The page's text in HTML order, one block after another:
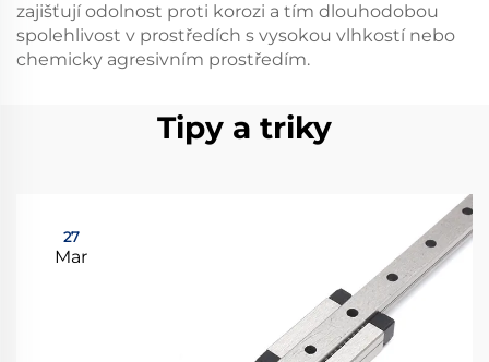
zajišťují odolnost proti korozi a tím dlouhodobou
spolehlivost v prostředích s vysokou vlhkostí nebo
chemicky agresivním prostředím.
Tipy a triky
27
Mar